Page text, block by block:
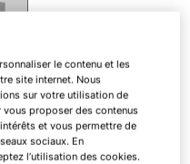
CSW
le contenu et les
site internet. Nous
sur votre utilisation de
proposer des contenus
et vous permettre de
sociaux. En
l’utilisation des cookies.